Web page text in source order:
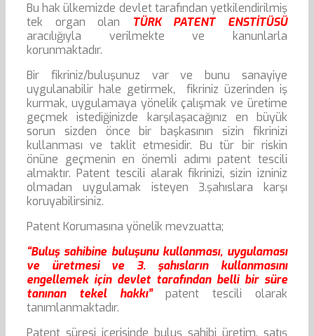
Bu hak ülkemizde devlet tarafından yetkilendirilmiş
tek organ olan
TÜRK PATENT ENSTİTÜSÜ
aracılığıyla verilmekte ve kanunlarla
korunmaktadır.
Bir fikriniz/buluşunuz var ve bunu sanayiye
uygulanabilir hale getirmek, fikriniz üzerinden iş
kurmak, uygulamaya yönelik çalışmak ve üretime
geçmek istediğinizde karşılaşacağınız en büyük
sorun sizden önce bir başkasının sizin fikrinizi
kullanması ve taklit etmesidir. Bu tür bir riskin
önüne geçmenin en önemli adımı patent tescili
almaktır. Patent tescili alarak fikrinizi, sizin izniniz
olmadan uygulamak isteyen 3.şahıslara karşı
koruyabilirsiniz.
Patent Korumasına yönelik mevzuatta;
“Buluş sahibine buluşunu kullanması, uygulaması
ve üretmesi ve 3. şahısların kullanmasını
engellemek için devlet tarafından belli bir süre
tanınan tekel hakkı”patent tescili olarak
tanımlanmaktadır.
Patent süresi içerisinde buluş sahibi üretim, satış